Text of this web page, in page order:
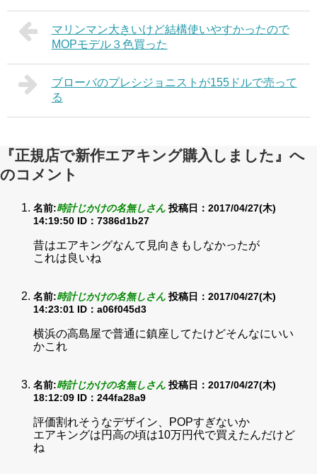
マリンマン大きいけど結構使いやすかったので
MOPモデル３色買った
ブローバのプレシジョニストが155ドルで売って
る
『正規店で新作エアキング購入しました』へ
のコメント
名前:時計じかけの名無しさん 投稿日：2017/04/27(木)
14:19:50 ID：7386d1b27
昔はエアキングなんて見向きもしなかったが
これは良いね
名前:時計じかけの名無しさん 投稿日：2017/04/27(木)
14:23:01 ID：a06f045d3
横浜の高島屋で普通に鎮座してたけどそんなにいい
かこれ
名前:時計じかけの名無しさん 投稿日：2017/04/27(木)
18:12:09 ID：244fa28a9
評価割れそうなデザイン、POPすぎないか
エアキングは円高の頃は10万円代で買えたんだけど
ね